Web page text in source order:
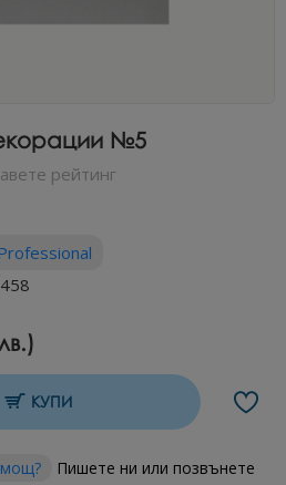
№5
рейтинг
КУПИ
Пишете ни или позвънете